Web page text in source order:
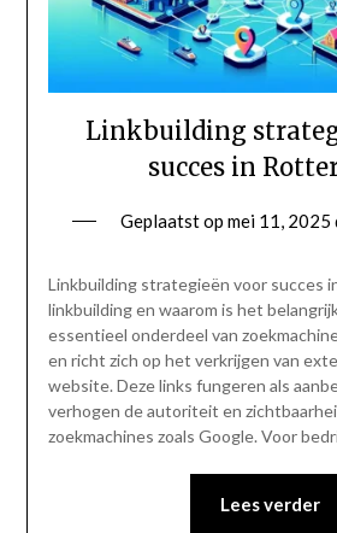
Linkbuilding
succes in
Geplaatst op mei 11, 2025
Linkbuilding strategieën voor succes
linkbuilding en waarom is het
essentieel onderdeel van
en richt zich op het verkrijgen van
website. Deze links fungeren als
verhogen de autoriteit en
zoekmachines zoals Google. Voor
Lees verder